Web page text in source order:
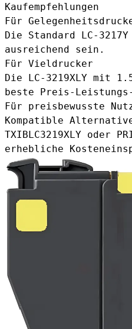
Kaufempfehlungen
Für
Die Standard LC-3217Y
ausreichend sein.
Für Vieldrucker
Die LC-3219XLY mit
beste Preis-
Für preisbewusste
Kompatible
TXIBLC3219XLY oder
erhebliche